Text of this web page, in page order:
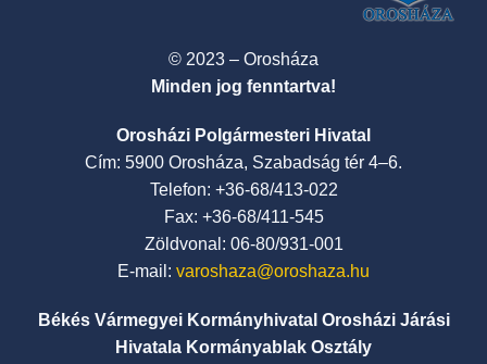
© 2023 – Orosháza
Minden jog fenntartva!
Orosházi Polgármesteri Hivatal
Cím: 5900 Orosháza, Szabadság tér 4–6.
Telefon: +36-68/413-022
Fax: +36-68/411-545
Zöldvonal: 06-80/931-001
E-mail: varoshaza@oroshaza.hu
Békés Vármegyei Kormányhivatal Orosházi Járási
Hivatala Kormányablak Osztály